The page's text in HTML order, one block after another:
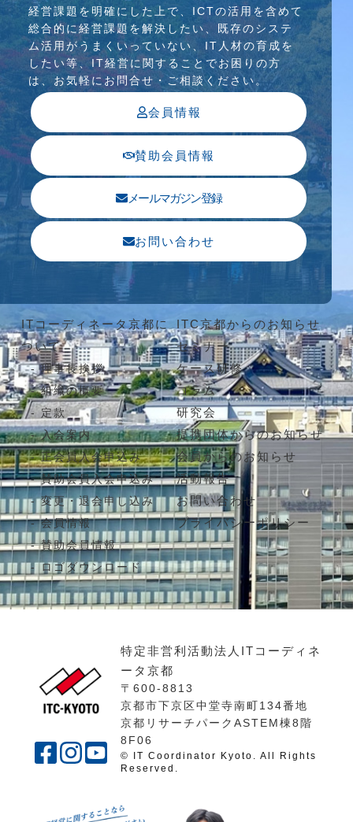
経営課題を明確にした上で、ICTの活⽤を含めて
総合的に経営課題を解決したい、既存のシステ
ム活⽤がうまくいっていない、IT⼈材の育成を
したい等、IT経営に関することでお困りの⽅
は、お気軽にお問合せ・ご相談ください。
会員情報
賛助会員情報
メールマガジン登録
お問い合わせ
ITコーディネータ京都に
ついて
理事長挨拶
組織の概要
定款
入会案内
正会員入会申込み
賛助会員入会申込み
変更・退会申し込み
会員情報
賛助会員情報
ロゴダウンロード
ITC京都からのお知らせ
セミナー
ケース研修
コラム
研究会
提携団体からのお知らせ
会員からのお知らせ
活動報告
お問い合わせ
プライバシーポリシー
特定非営利活動法人ITコーディネ
ータ京都
〒600-8813
京都市下京区中堂寺南町134番地
京都リサーチパークASTEM棟8階
8F06
© IT Coordinator Kyoto. All Rights
Reserved.